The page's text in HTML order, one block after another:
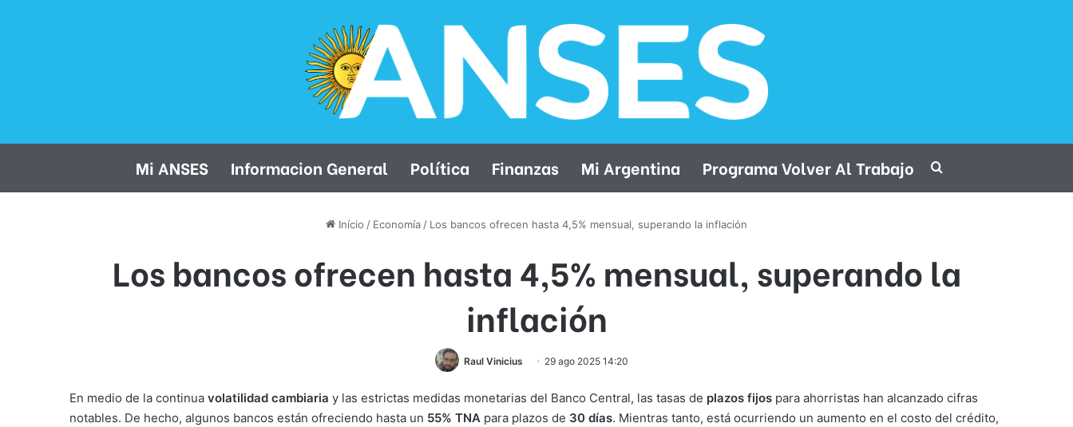
Mi ANSES Informacion General Política Finanzas Mi Argentina Programa Volver Al Trabajo
Início / Economía / Los bancos ofrecen hasta 4,5% mensual, superando la inflación
Los bancos ofrecen hasta 4,5% mensual, superando la
inflación
Raul Vinicius 29 ago 2025 14:20
En medio de la continua volatilidad cambiaria y las estrictas medidas monetarias del Banco Central, las tasas de plazos fijos para ahorristas han alcanzado cifras
notables. De hecho, algunos bancos están ofreciendo hasta un 55% TNA para plazos de 30 días. Mientras tanto, está ocurriendo un aumento en el costo del crédito,